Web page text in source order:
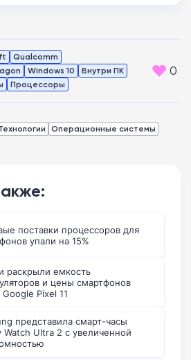
Qualcomm
Windows 10
Внутри ПК
Процессоры
0
Операционные системы
поставки процессоров для
упали на 15%
раскрыли емкость
и цены смартфонов
Pixel 11
представила смарт-часы
Watch Ultra 2 с увеличенной